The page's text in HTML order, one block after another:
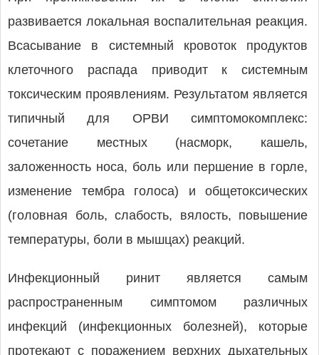
развивается локальная воспалительная реакция.
Всасывание в системный кровоток продуктов
клеточного распада приводит к системным
токсическим проявлениям. Результатом является
типичный для ОРВИ симптомокомплекс:
сочетание местных (насморк, кашель,
заложенность носа, боль или першение в горле,
изменение тембра голоса) и общетоксических
(головная боль, слабость, вя­лость, повышение
температуры, боли в мышцах) реакций.
Инфекционный ринит является самым
распространенным симптомом различных
инфекций (инфекционных болезней), которые
протекают с поражением верхних дыхательных